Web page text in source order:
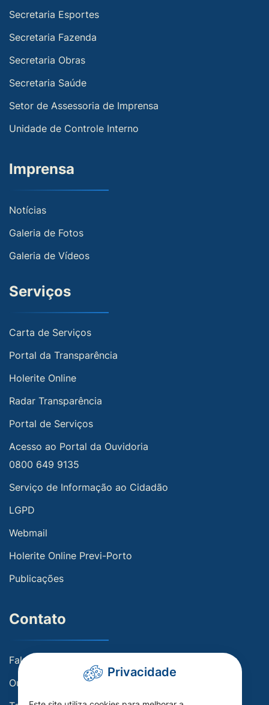
Secretaria Esportes
Secretaria Fazenda
Secretaria Obras
Secretaria Saúde
Setor de Assessoria de Imprensa
Unidade de Controle Interno
Imprensa
Notícias
Galeria de Fotos
Galeria de Vídeos
Serviços
Carta de Serviços
Portal da Transparência
Holerite Online
Radar Transparência
Portal de Serviços
Acesso ao Portal da Ouvidoria
0800 649 9135
Serviço de Informação ao Cidadão
LGPD
Webmail
Holerite Online Previ-Porto
Publicações
Contato
Fale conosco
Ouvidoria
Privacidade